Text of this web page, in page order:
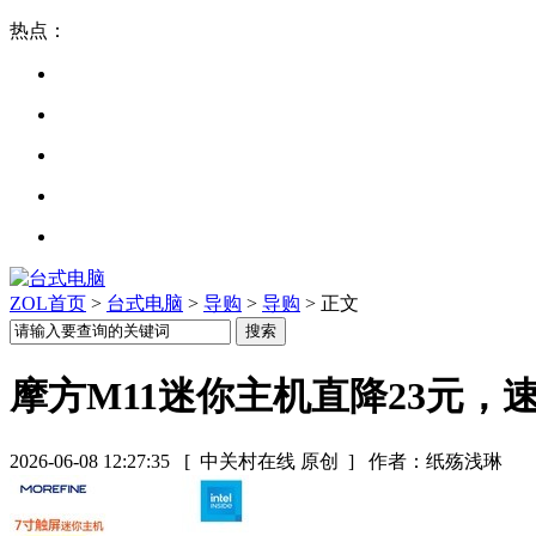
热点：
ZOL首页 > 台式电脑 > 导购 > 导购 > 正文
摩方M11迷你主机直降23元，
2026-06-08 12:27:35 [ 中关村在线 原创 ] 作者：纸殇浅琳